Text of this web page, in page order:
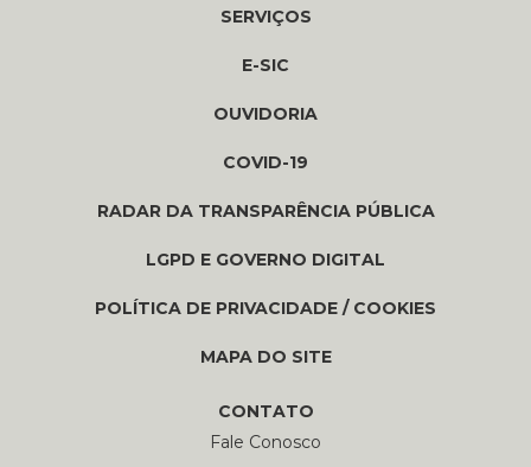
SERVIÇOS
E-SIC
OUVIDORIA
COVID-19
RADAR DA TRANSPARÊNCIA PÚBLICA
LGPD E GOVERNO DIGITAL
POLÍTICA DE PRIVACIDADE / COOKIES
MAPA DO SITE
CONTATO
Fale Conosco